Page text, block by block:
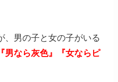
、男の子と女の子がいる
男なら灰色』『女ならピ